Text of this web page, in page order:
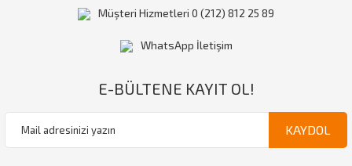
Müşteri Hizmetleri 0 (212) 812 25 89
WhatsApp İletişim
E-BÜLTENE KAYIT OL!
KAYDOL